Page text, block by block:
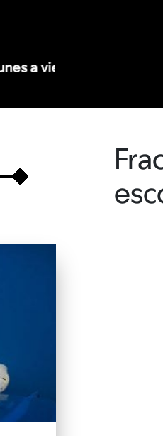
viernes de 10 a 13 hrs.